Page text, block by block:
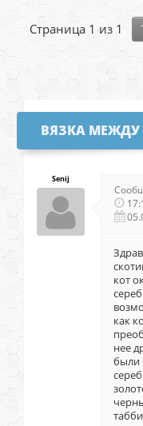
Страница 1 из 1
ВЯЗКА
Senij
кот
как
нее
были